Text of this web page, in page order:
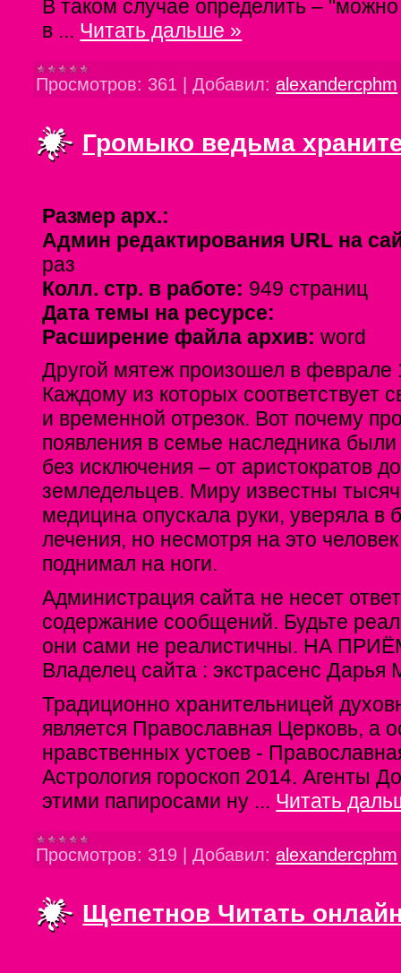
В таком случае определить –
в ... Читать дальше »
Просмотров: 361 |Добавил: alexandercphm
Громыко ведьма
Размер арх.:
Админ редактирования URL на
раз
Колл. стр. в работе: 949 страниц
Дата темы на ресурсе:
Расширение файла архив:word
Другой мятеж произошел в феврале
Каждому из которых соответствует
и временной отрезок. Вот почему
появления в семье наследника
без исключения – от аристократов
земледельцев. Миру известны
медицина опускала руки, уверяла в
лечения, но несмотря на это
поднимал на ноги.
Администрация сайта не несет
содержание сообщений. Будьте
они сами не реалистичны. НА
Владелец сайта : экстрасенс Дарья
Традиционно хранительницей
является Православная Церковь, а
нравственных устоев -
Астрология гороскоп 2014. Агенты
этими папиросами ну ... Читать
Просмотров: 319 |Добавил: alexandercphm
Щепетнов Читать